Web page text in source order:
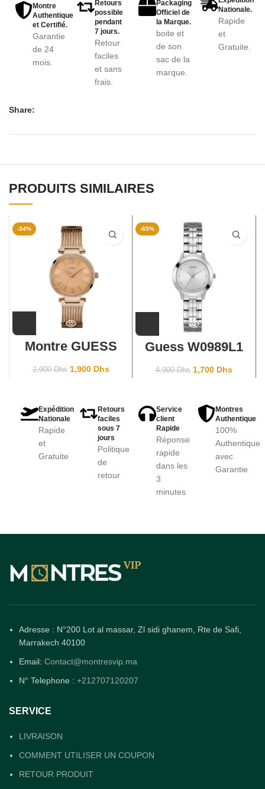
Montre
Authentique
et Certifié.
Garantie
de 24
mois.
Retours
possible
pendant
7 jours.
Retour
faciles
et sans
frais.
Packaging
Officiel de
la Marque.
boite et
de son
sac de la
marque.
Nationale.
Rapide
et
Gratuite.
Share:
PRODUITS SIMILAIRES
-34%
Montre GUESS
2,900Dhs 1,900 Dhs
-65%
Guess W0989L1
4,900Dhs 1,700 Dhs
Expédition
Nationale
Rapide
et
Gratuite
Retours
faciles
sous 7
jours
Politique
de
retour
Service
client
Rapide
Réponse
rapide
dans les
3
minutes
Montres
Authentique
100%
Authentique
avec
Garantie
Adresse : N°200 Lot al massar, Zl sidi ghanem, Rte de Safi,
Marrakech 40100
Email: Contact@montresvip.ma
N° Telephone : +212707120207
SERVICE
LIVRAISON
COMMENT UTILISER UN COUPON
RETOUR PRODUIT